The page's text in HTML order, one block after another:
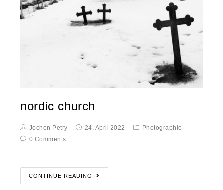
nordic church
Jochen Petry 24. April 2022
Photographie
0 Comments
CONTINUE READING